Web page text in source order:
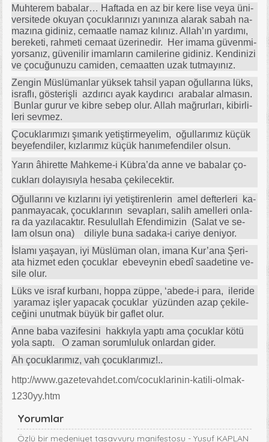
Muh­te­rem ba­ba­la­r… Haf­ta­da en az bir ke­re li­se ve­ya üni­
ver­si­te­de oku­yan ço­cuk­la­rı­nı­zı ya­nı­nı­za ala­rak sa­bah na­
ma­zı­na gi­di­niz, ce­ma­at­le na­maz kı­lı­nız. Al­la­h’­ın yar­dı­mı,
be­re­ke­ti, rah­me­ti ce­ma­at üze­ri­ne­dir. Her ima­ma gü­ven­mi­
yor­sa­nız, gü­ve­ni­lir imam­la­rın ca­mi­le­ri­ne gi­di­niz. Ken­di­ni­zi
ve ço­cu­ğu­nu­zu ca­mi­den, ce­ma­at­ten uzak tut­ma­yı­nız.
Zen­gin Müs­lü­man­lar yük­sek tah­sil ya­pan oğul­la­rı­na lüks,
is­raf­lı, gös­te­riş­li az­dı­rı­cı ayak kay­dı­rı­cı ara­ba­lar al­ma­sın.
Bun­lar gu­rur ve kib­re se­bep olur. Al­lah mağ­rur­la­rı, ki­bir­li­
le­ri sev­mez.
Ço­cuk­la­rı­mı­zı şı­ma­rık ye­tiş­tir­me­ye­lim, oğul­la­rı­mız kü­çük
be­ye­fen­di­ler, kız­la­rı­mız kü­çük ha­nı­me­fen­di­ler ol­sun.
Ya­rın âhi­ret­te Mah­ke­me-i Kübra­’da an­ne ve ba­ba­lar ço­
cuk­la­rı do­la­yı­sıy­la he­sa­ba çe­ki­le­cek­tir.
Oğul­la­rı­nı ve kız­la­rı­nı iyi ye­tiş­ti­ren­le­rin amel def­ter­le­ri ka­
pan­ma­ya­cak, ço­cuk­la­rı­nın se­vap­la­rı, sa­lih amel­le­ri on­la­
ra da ya­zı­la­cak­tır. Re­su­lul­lah Efen­di­mi­zin (Sa­lat ve se­
lam ol­sun ona) di­liy­le bu­na sa­da­ka-i ca­ri­ye de­ni­yor.
İs­la­mı ya­şa­yan, iyi Müs­lü­man olan, ima­na Ku­r’­ana Şe­ri­
ata hiz­met eden ço­cuk­lar ebe­vey­nin ebe­dî sa­ade­ti­ne ve­
si­le olur.
Lüks ve is­raf kur­ba­nı, hop­pa züp­pe, ‘a­be­de-i pa­ra, ile­ri­de
ya­ra­maz iş­ler ya­pa­cak ço­cuk­lar yü­zün­den azap çe­ki­le­
ce­ği­ni unut­mak bü­yük bir gaf­let olur.
An­ne ba­ba va­zi­fe­si­ni hak­kıy­la yap­tı ama ço­cuk­lar kö­tü
yo­la sap­tı. O za­man so­rum­lu­luk on­lar­dan gi­der.
Ah ço­cuk­la­rı­mız, vah ço­cuk­la­rı­mız!..
http://www.gazetevahdet.com/cocuklarinin-katili-olmak-
1230yy.htm
Yorumlar
Özlü bir medeniyet tasavvuru manifestosu - Yusuf KAPLAN